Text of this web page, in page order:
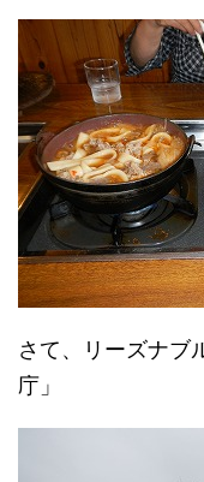
さて、リーズナブ
庁」